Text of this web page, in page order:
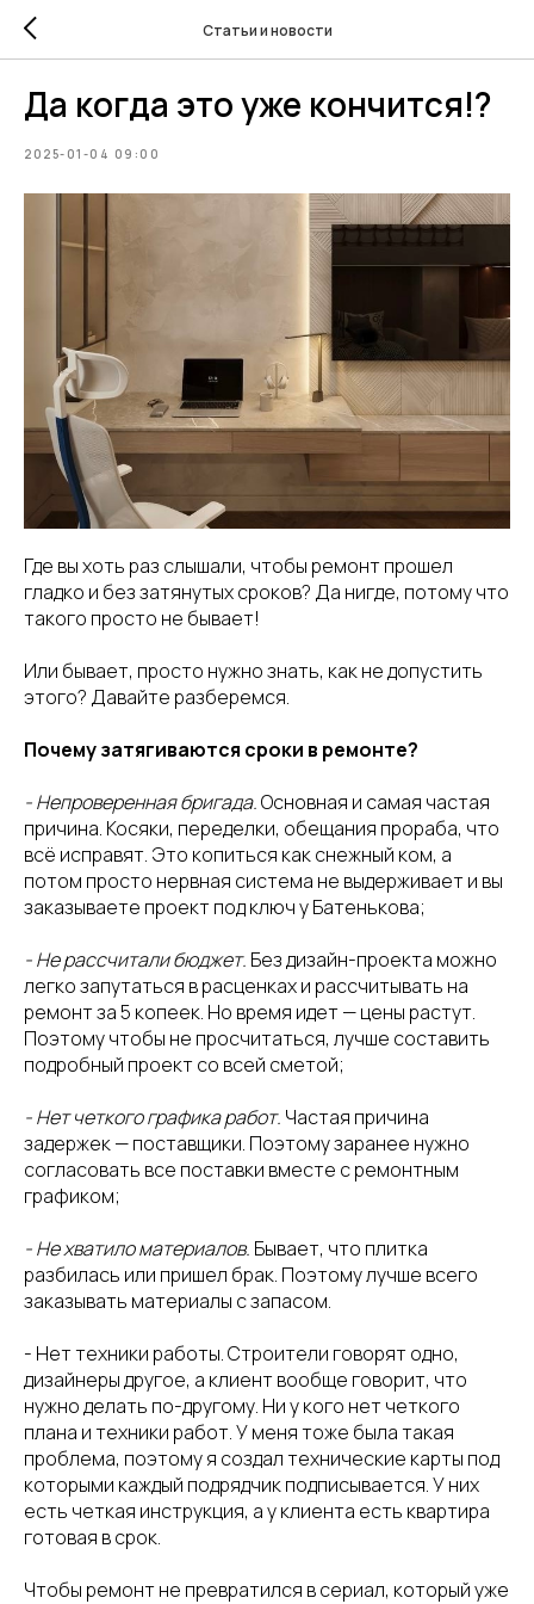
Статьи и новости
Да когда это уже кончится!?
2025-01-04 09:00
Где вы хоть раз слышали, чтобы ремонт прошел
гладко и без затянутых сроков? Да нигде, потому что
такого просто не бывает!
Или бывает, просто нужно знать, как не допустить
этого? Давайте разберемся.
Почему затягиваются сроки в ремонте?
- Непроверенная бригада.Основная и самая частая
причина. Косяки, переделки, обещания прораба, что
всё исправят. Это копиться как снежный ком, а
потом просто нервная система не выдерживает и вы
заказываете проект под ключ у Батенькова;
- Не рассчитали бюджет. Без дизайн-проекта можно
легко запутаться в расценках и рассчитывать на
ремонт за 5 копеек. Но время идет — цены растут.
Поэтому чтобы не просчитаться, лучше составить
подробный проект со всей сметой;
- Нет четкого графика работ. Частая причина
задержек — поставщики. Поэтому заранее нужно
согласовать все поставки вместе с ремонтным
графиком;
- Не хватило материалов. Бывает, что плитка
разбилась или пришел брак. Поэтому лучше всего
заказывать материалы с запасом.
- Нет техники работы. Строители говорят одно,
дизайнеры другое, а клиент вообще говорит, что
нужно делать по-другому. Ни у кого нет четкого
плана и техники работ. У меня тоже была такая
проблема, поэтому я создал технические карты под
которыми каждый подрядчик подписывается. У них
есть четкая инструкция, а у клиента есть квартира
готовая в срок.
Чтобы ремонт не превратился в сериал, который уже